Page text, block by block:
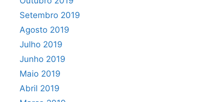
Setembro 2019
Agosto 2019
Julho 2019
Junho 2019
Maio 2019
Abril 2019